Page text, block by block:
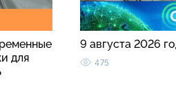
для
9 августа 2026
475